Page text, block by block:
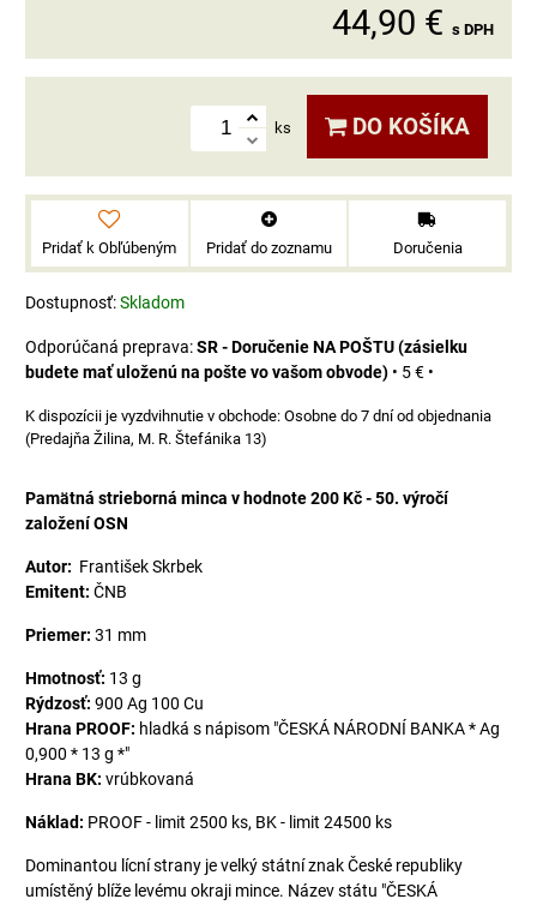
44,90 € s DPH
ks DO KOŠÍKA
Pridať k Obľúbeným Pridať do zoznamu Doručenia
Dostupnosť:Skladom
SR - Doručenie NA POŠTU (zásielku
budete mať uloženú na pošte vo vašom obvode) • 5 € •
Osobne do 7 dní od objednania
(Predajňa Žilina, M. R. Štefánika 13)
Pamätná strieborná minca v hodnote 200 Kč - 50. výročí
založení OSN
Autor: František Skrbek
Emitent: ČNB
Priemer: 31 mm
Hmotnosť: 13 g
Rýdzosť: 900 Ag 100 Cu
Hrana PROOF: hladká s nápisom "ČESKÁ NÁRODNÍ BANKA * Ag
0,900 * 13 g *"
Hrana BK: vrúbkovaná
Náklad: PROOF - limit 2500 ks, BK - limit 24500 ks
Dominantou lícní strany je velký státní znak České republiky
umístěný blíže levému okraji mince. Název státu "ČESKÁ